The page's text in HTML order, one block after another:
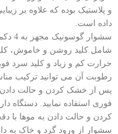
و پلاستیک بوده که علاوه بر
داده است.
شامل کلید روشن و خاموش،
حرارت کم و زیاد و کلید سرد
رطوبت آن می توانید ترکیب
پس از خشک کردن و حالت دادن
فوری استفاده نمایید.
کردن و حالت دادن به موها با
سشوار از ورود گرد و خاک به